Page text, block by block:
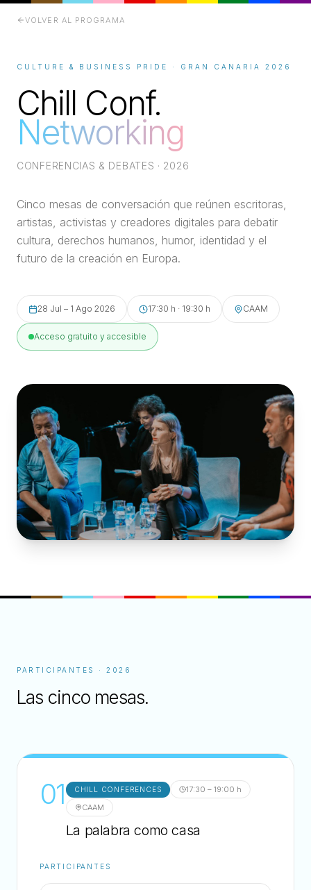
VOLVER AL PROGRAMA
CULTURE & BUSINESS PRIDE · GRAN CANARIA 2026
Chill Conf.
Networking
CONFERENCIAS & DEBATES · 2026
Cinco mesas de conversación que reúnen escritoras,
artistas, activistas y creadores digitales para debatir
cultura, derechos humanos, humor, identidad y el
futuro de la creación en Europa.
28 Jul – 1 Ago 2026 17:30 h · 19:30 h CAAM
Acceso gratuito y accesible
PARTICIPANTES · 2026
Las cinco mesas.
01 CHILL CONFERENCES
17:30 – 19:00 h
CAAM
La palabra como casa
PARTICIPANTES